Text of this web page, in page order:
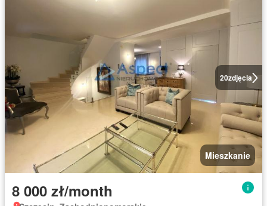
20zdjęcia
Mieszkanie
8 000 zł/month